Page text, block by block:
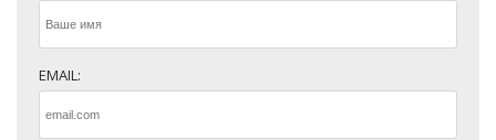
EMAIL: